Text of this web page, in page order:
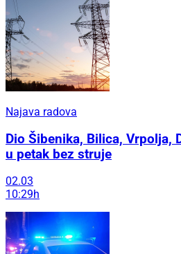
Najava radova
Dio Šibenika, Bilica, Vrpolja,
u petak bez struje
02.03
10:29h